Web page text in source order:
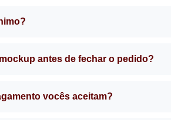
antes de fechar o pedido?
vocês aceitam?